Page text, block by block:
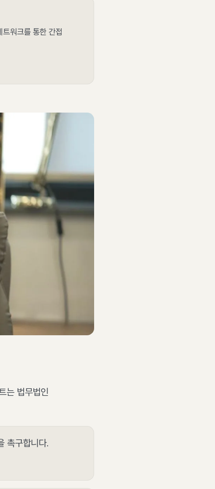
워크를 통한 간접
는 법무법인
촉구합니다.